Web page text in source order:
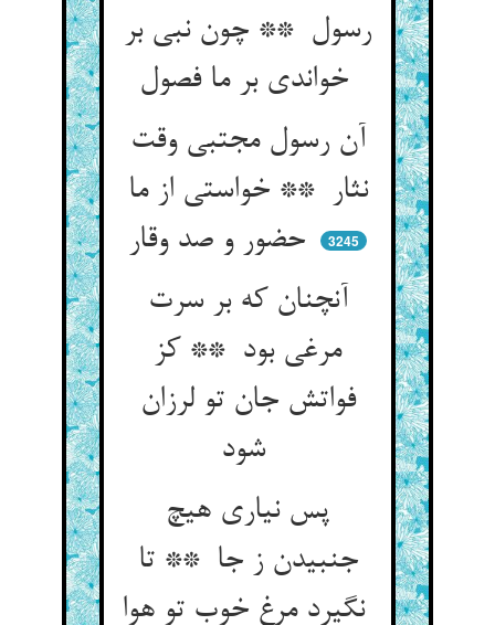
رسول ** چون نبی بر
خواندی بر ما فصول
آن رسول مجتبی وقت
نثار ** خواستی از ما
3245
آنچنان که بر سرت
مرغی بود ** کز
فواتش جان تو لرزان
شود
پس نیاری هیچ
جنبیدن ز جا ** تا
نگیرد مرغ خوب تو هوا